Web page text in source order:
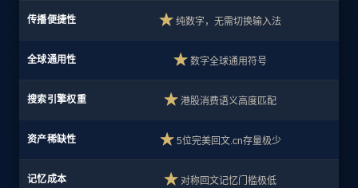
传播便捷性 ★ 纯数字，无需切换输入法
全球通用性 ★ 数字全球通用符号
搜索引擎权重 ★ 港股消费语义高度匹配
资产稀缺性 ★5位完美回文.cn存量极少
记忆成本 ★ 对称回文记忆门槛极低